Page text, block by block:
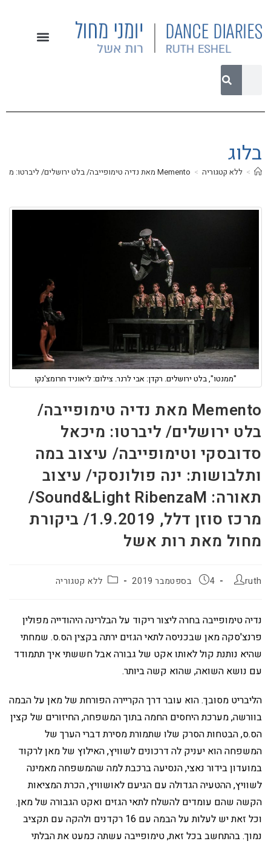
בלוג
> ללא קטגוריה > Memento מאת נדיה טימופייבה/ בלט ירושלים/ ליברטו: מיכאל סדובסקי וטימופייבה/ עיצוב במה ותלבושות: ינה פולונסקי/ עיצוב תאורה: Sound&Light RibenzaM/ מרכז סוזן דלל, 1.9.2019/ ביקורת מחול מאת רות אשל
"ממנטו", בלט ירושלים. רקדן: אבי לרנר. צילום: ליאוניד חרומצ'נקו
Memento מאת נדיה טימופייבה/
בלט ירושלים/ ליברטו: מיכאל
סדובסקי וטימופייבה/ עיצוב במה
ותלבושות: ינה פולונסקי/ עיצוב
תאורה: Sound&Light RibenzaM/
מרכז סוזן דלל, 1.9.2019/ ביקורת
מחול מאת רות אשל
ruth 4 בספטמבר 2019 ללא קטגוריה
נדיה טימופייבה בחרה ליצור ריקוד על הבלרינה היהודייה מפולין
פרנצ'סקה מאן שבכניסה לתאי הגזים ירתה בקצין הס.ס. שמחתי
שהיא נותנת קול לאותו אקט של גבורה אבל חששתי איך תתמודד
עם נושא השואה, שהוא קשה ביותר.
הליבריט מסובך. הוא עובר דרך הקריירה הפורחת של מאן על הבמה
בוורשה, מערכת היחסים החמה בתוך המשפחה, החיזורים של קצין
הס.ס, הבטחות הסרק שלו שתמורת מסירת דברי הערך של
המשפחה הוא יעניק לה דרכונים לשוויץ, האילוץ של מאן לרקוד
במועדון בידור נאצי, הנסיעה ברכבת למה שהמשפחה מאמינה
לשוויץ, ההטעיה הגדולה עם הגיעם לאושוויץ, הכרת המציאות
הקשה שהם עומדים להשלח לתאי הגזים ואקט הגבורה של מאן.
וכל זאת יש לעלות על הבמה עם 16 רקדנים ולהקה עם תקציב
נמוך. בהתחשב בכל זאת, טימופייבה עשתה כמעט את הבלתי